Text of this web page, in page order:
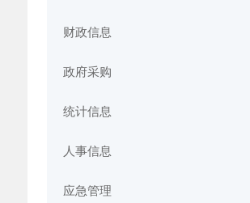
财政信息
政府采购
统计信息
人事信息
应急管理